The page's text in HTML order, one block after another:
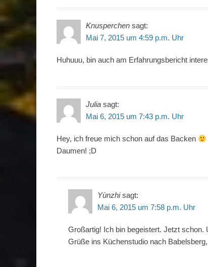
Knusperchen sagt:
Mai 7, 2015 um 4:59 p.m. Uhr
Huhuuu, bin auch am Erfahrungsbericht
Julia sagt:
Mai 6, 2015 um 7:43 p.m. Uhr
Hey, ich freue mich schon auf das Backen
Daumen! ;D
Yùnzhi sagt:
Mai 6, 2015 um 7:58 p.m. Uhr
Großartig! Ich bin begeistert. Jetzt schon.
Grüße ins Küchenstudio nach